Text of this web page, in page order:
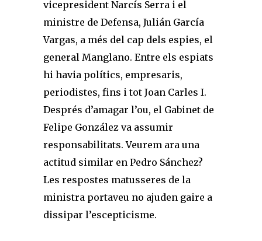
vicepresident Narcís Serra i el
ministre de Defensa, Julián García
Vargas, a més del cap dels espies, el
general Manglano. Entre els espiats
hi havia polítics, empresaris,
periodistes, fins i tot Joan Carles I.
Després d’amagar l’ou, el Gabinet de
Felipe González va assumir
responsabilitats. Veurem ara una
actitud similar en Pedro Sánchez?
Les respostes matusseres de la
ministra portaveu no ajuden gaire a
dissipar l’escepticisme.